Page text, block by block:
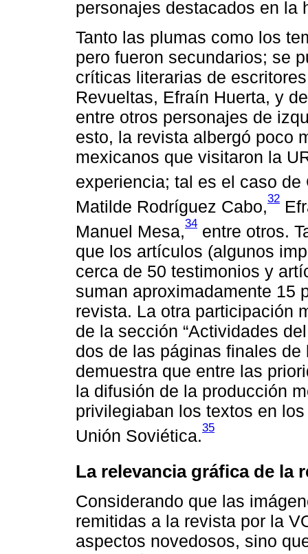
personajes destacados en la
Tanto las plumas como los
pero fueron secundarios; se
críticas literarias de
Revueltas, Efraín Huerta, y
entre otros personajes de
esto, la revista albergó poco
mexicanos que visitaron la
experiencia; tal es el caso
Matilde Rodríguez Cabo,32
Manuel Mesa,34 entre otros.
que los artículos (algunos
cerca de 50 testimonios y
suman aproximadamente 15
revista. La otra participación
de la sección “Actividades
dos de las páginas finales
demuestra que entre las
la difusión de la producción
privilegiaban los textos en
Unión Soviética.35
La relevancia gráfica de la
Considerando que las
remitidas a la revista por la
aspectos novedosos, sino